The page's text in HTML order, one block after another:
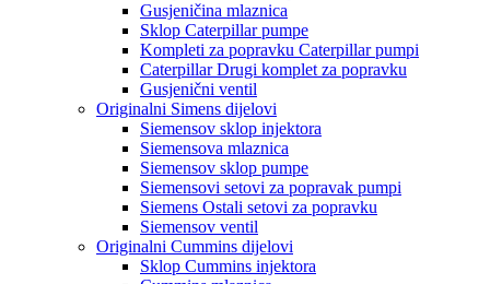
Gusjeničina mlaznica
Sklop Caterpillar pumpe
Kompleti za popravku Caterpillar pumpi
Caterpillar Drugi komplet za popravku
Gusjenični ventil
Originalni Simens dijelovi
Siemensov sklop injektora
Siemensova mlaznica
Siemensov sklop pumpe
Siemensovi setovi za popravak pumpi
Siemens Ostali setovi za popravku
Siemensov ventil
Originalni Cummins dijelovi
Sklop Cummins injektora